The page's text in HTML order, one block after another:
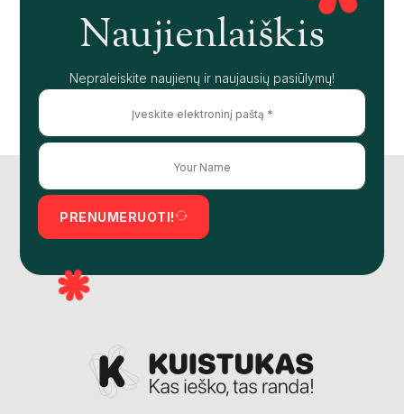
Naujienlaiškis
Nepraleiskite naujienų ir naujausių pasiūlymų!
PRENUMERUOTI!